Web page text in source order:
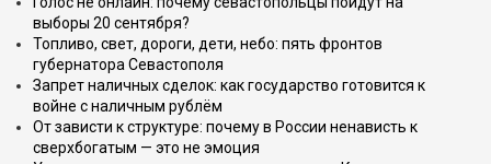
выборы 20 сентября?
Топливо, свет, дороги, дети, небо: пять фронтов
губернатора Севастополя
Запрет наличных сделок: как государство готовится к
войне с наличным рублём
От зависти к структуре: почему в России ненависть к
сверхбогатым — это не эмоция